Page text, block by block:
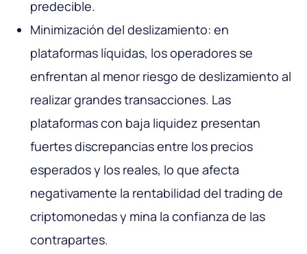
predecible.
Minimización del deslizamiento: en
plataformas líquidas, los operadores se
enfrentan al menor riesgo de deslizamiento al
realizar grandes transacciones. Las
plataformas con baja liquidez presentan
fuertes discrepancias entre los precios
esperados y los reales, lo que afecta
negativamente la rentabilidad del trading de
criptomonedas y mina la confianza de las
contrapartes.